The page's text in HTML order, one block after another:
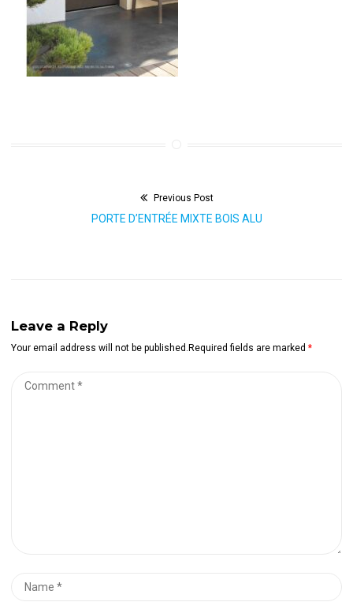
Previous Post
Previous
PORTE D’ENTRÉE MIXTE BOIS ALU
Leave a Reply
Your email address will not be published.Required fields are marked *
Comment
Name